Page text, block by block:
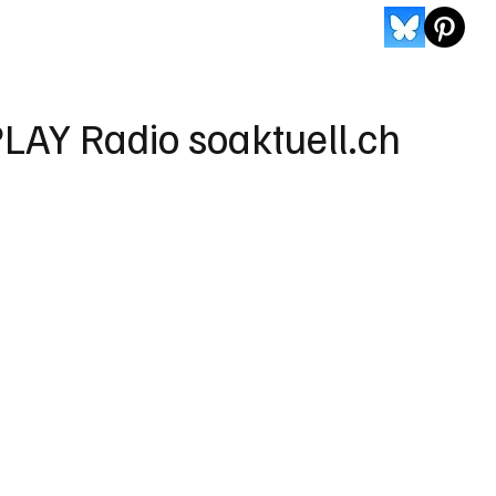
Radio soaktuell.ch